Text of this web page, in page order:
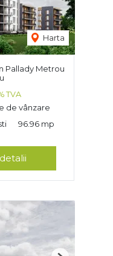
Harta
Pallady Metrou
TVA
de vânzare
96.96 mp